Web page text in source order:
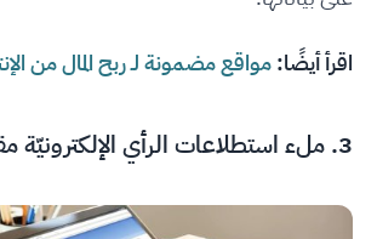
اقرأ أيضًا:مواقع مضمونة لـ ربح المال من
3. ملء استطلاعات الرأي الإلكترونيّة مقابل المال